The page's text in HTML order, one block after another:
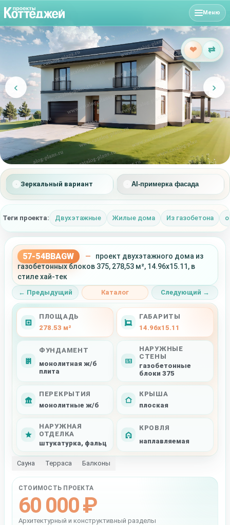
Меню
‹ ›
Зеркальный вариант AI-примерка фасада
Теги проекта: Двухэтажные Жилые дома Из газобетона
❤ ⇄
57-54BBAGW —
проект двухэтажного дома из
газобетонных блоков 375, 278,53 м², 14.96x15.11, в
стиле хай-тек
← Предыдущий Каталог Следующий →
ПЛОЩАДЬ
278.53 м²
ГАБАРИТЫ
14.96x15.11
ФУНДАМЕНТ
монолитная ж/б
плита
НАРУЖНЫЕ
СТЕНЫ
газобетонные
блоки 375
ПЕРЕКРЫТИЯ
монолитные ж/б
КРЫША
плоская
НАРУЖНАЯ
ОТДЕЛКА
штукатурка, фальц
КРОВЛЯ
наплавляемая
Сауна Терраса Балконы
СТОИМОСТЬ ПРОЕКТА
60 000 ₽
Архитектурный и конструктивный разделы